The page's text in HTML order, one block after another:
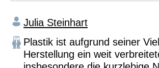
Julia Steinhart
Plastik ist aufgrund seiner
Herstellung ein weit